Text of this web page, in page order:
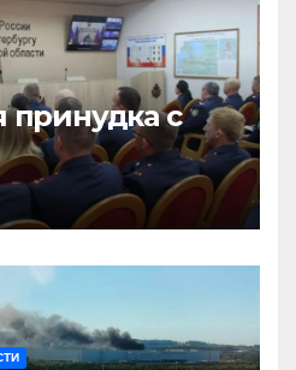
принудка с